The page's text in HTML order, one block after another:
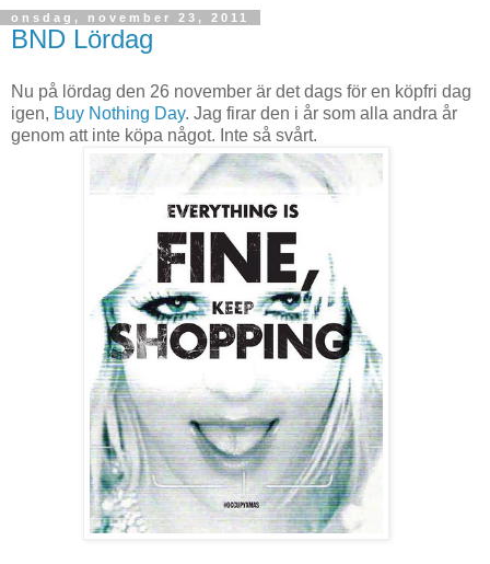
onsdag, november 23, 2011
BND Lördag
Nu på lördag den 26 november är det dags för en köpfri dag
igen, Buy Nothing Day. Jag firar den i år som alla andra år
genom att inte köpa något. Inte så svårt.